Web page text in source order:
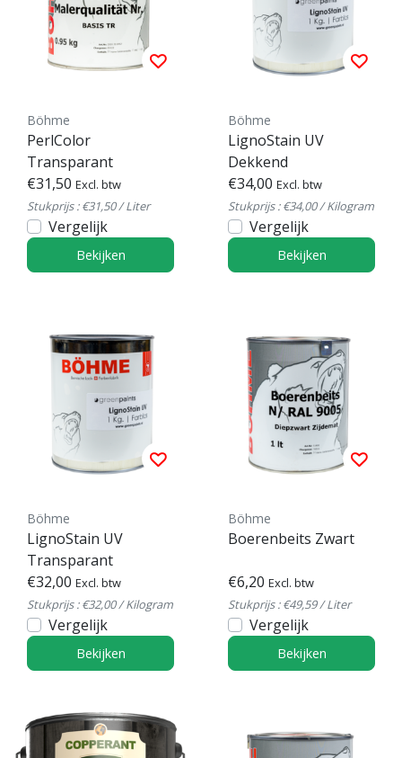
Böhme
PerlColor
Transparant
€31,50 Excl. btw
Stukprijs : €31,50 / Liter
Vergelijk
Bekijken
Böhme
LignoStain UV
Dekkend
€34,00 Excl. btw
Stukprijs : €34,00 / Kilogram
Vergelijk
Bekijken
Böhme
LignoStain UV
Transparant
€32,00 Excl. btw
Stukprijs : €32,00 / Kilogram
Vergelijk
Bekijken
Böhme
Boerenbeits Zwart
€6,20 Excl. btw
Stukprijs : €49,59 / Liter
Vergelijk
Bekijken